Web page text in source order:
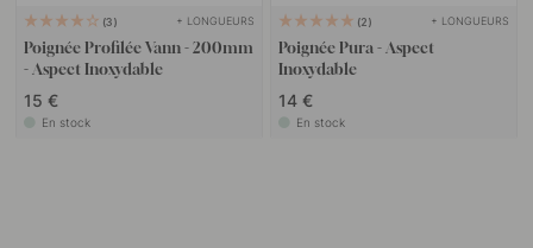
3 + LONGUEURS
Poignée Profilée Vann - 200mm
- Aspect Inoxydable
15 €
En stock
2 + LONGUEURS
Poignée Pura - Aspect
Inoxydable
14 €
En stock